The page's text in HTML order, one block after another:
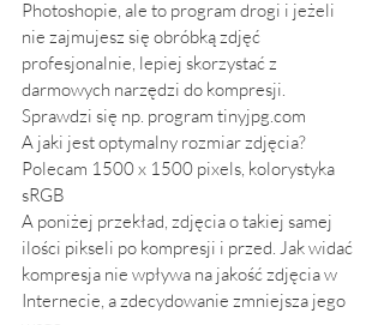
Photoshopie, ale to program drogi i jeżeli
nie zajmujesz się obróbką zdjęć
profesjonalnie, lepiej skorzystać z
darmowych narzędzi do kompresji.
Sprawdzi się np. program tinyjpg.com
A jaki jest optymalny rozmiar zdjęcia?
Polecam 1500 x 1500 pixels, kolorystyka
sRGB
A poniżej przekład, zdjęcia o takiej samej
ilości pikseli po kompresji i przed. Jak widać
kompresja nie wpływa na jakość zdjęcia w
Internecie, a zdecydowanie zmniejsza jego